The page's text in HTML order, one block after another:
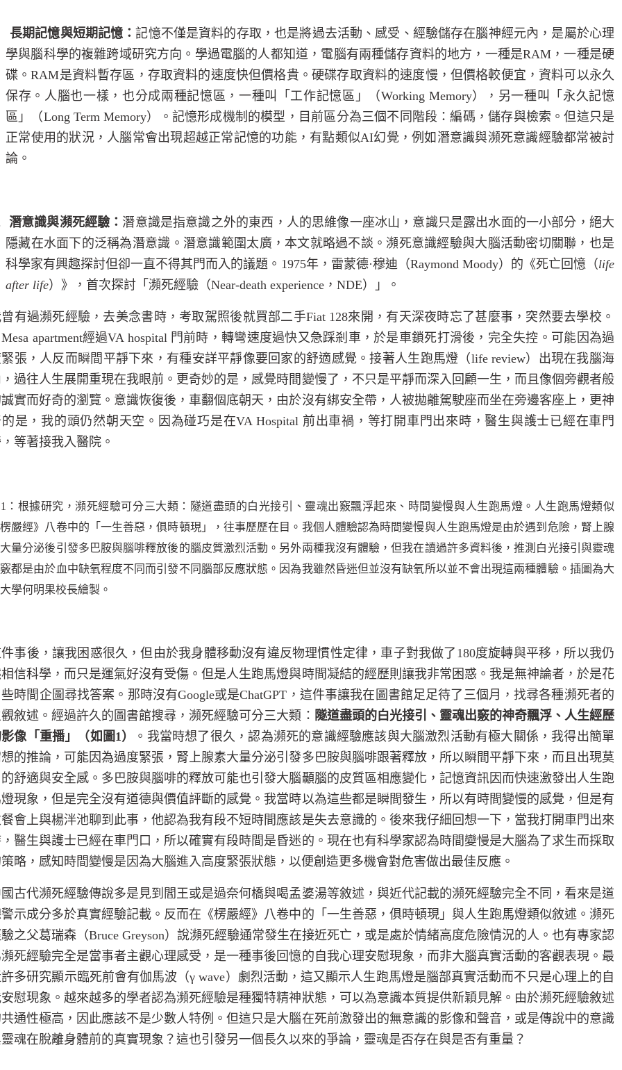
長期記憶與短期記憶：記憶不僅是資料的存取，也是將過去活動、感受、經驗儲存在腦神經元內，是屬於心理
學與腦科學的複雜跨域研究方向。學過電腦的人都知道，電腦有兩種儲存資料的地方，一種是RAM ，一種是硬
碟。RAM是資料暫存區，存取資料的速度快但價格貴。硬碟存取資料的速度慢，但價格較便宜，資料可以永久
保存。人腦也一樣，也分成兩種記憶區，一種叫「工作記憶區」（Working Memory），另一種叫「永久記憶
區」（Long Term Memory）。記憶形成機制的模型，目前區分為三個不同階段：編碼，儲存與檢索。但這只是
正常使用的狀況，人腦常會出現超越正常記憶的功能，有點類似AI幻覺，例如潛意識與瀕死意識經驗都常被討
論。
潛意識與瀕死經驗： 潛意識是指意識之外的東西，人的思維像一座冰山，意識只是露出水面的一小部分，絕大
隱藏在水面下的泛稱為潛意識。潛意識範圍太廣，本文就略過不談。瀕死意識經驗與大腦活動密切關聯，也是
科學家有興趣探討但卻一直不得其門而入的議題。 1975年，雷蒙德·穆迪（Raymond Moody）的《死亡回憶（life
after life）》，首次探討「瀕死經驗（Near-death experience ， NDE）」。
有過瀕死經驗，去美念書時，考取駕照後就買部二手Fiat 128來開，有天深夜時忘了甚麼事，突然要去學校。
Mesa apartment經過VA hospital 門前時，轉彎速度過快又急踩剎車，於是車鎖死打滑後，完全失控。可能因為過
張，人反而瞬間平靜下來，有種安詳平靜像要回家的舒適感覺。接著人生跑馬燈（life review）出現在我腦海
過往人生展開重現在我眼前。更奇妙的是，感覺時間變慢了，不只是平靜而深入回顧一生，而且像個旁觀者般
實而好奇的瀏覽。意識恢復後，車翻個底朝天，由於沒有綁安全帶，人被拋離駕駛座而坐在旁邊客座上，更神
是，我的頭仍然朝天空。因為碰巧是在VA Hospital 前出車禍，等打開車門出來時，醫生與護士已經在車門
等著接我入醫院。
1 ：根據研究，瀕死經驗可分三大類：隧道盡頭的白光接引、靈魂出竅飄浮起來、時間變慢與人生跑馬燈。人生跑馬燈類似
嚴經》八卷中的「一生善惡，俱時頓現」，往事歷歷在目。我個人體驗認為時間變慢與人生跑馬燈是由於遇到危險，腎上腺
量分泌後引發多巴胺與腦啡釋放後的腦皮質激烈活動。另外兩種我沒有體驗，但我在讀過許多資料後，推測白光接引與靈魂
都是由於血中缺氧程度不同而引發不同腦部反應狀態。因為我雖然昏迷但並沒有缺氧所以並不會出現這兩種體驗。插圖為大
學何明果校長繪製。
事後，讓我困惑很久，但由於我身體移動沒有違反物理慣性定律，車子對我做了 180度旋轉與平移，所以我仍
信科學，而只是運氣好沒有受傷。但是人生跑馬燈與時間凝結的經歷則讓我非常困惑。我是無神論者，於是花
時間企圖尋找答案。那時沒有Google或是ChatGPT ，這件事讓我在圖書館足足待了三個月，找尋各種瀕死者的
敘述。經過許久的圖書館搜尋，瀕死經驗可分三大類： 隧道盡頭的白光接引、靈魂出竅的神奇飄浮、人生經歷
像「重播」（如圖1 ）
。我當時想了很久，認為瀕死的意識經驗應該與大腦激烈活動有極大關係，我得出簡單
的推論，可能因為過度緊張，腎上腺素大量分泌引發多巴胺與腦啡跟著釋放，所以瞬間平靜下來，而且出現莫
舒適與安全感。多巴胺與腦啡的釋放可能也引發大腦顳腦的皮質區相應變化，記憶資訊因而快速激發出人生跑
現象，但是完全沒有道德與價值評斷的感覺。我當時以為這些都是瞬間發生，所以有時間變慢的感覺，但是有
會上與楊泮池聊到此事，他認為我有段不短時間應該是失去意識的。後來我仔細回想一下，當我打開車門出來
醫生與護士已經在車門口，所以確實有段時間是昏迷的。現在也有科學家認為時間變慢是大腦為了求生而採取
略，感知時間變慢是因為大腦進入高度緊張狀態，以便創造更多機會對危害做出最佳反應。
古代瀕死經驗傳說多是見到閻王或是過奈何橋與喝孟婆湯等敘述，與近代記載的瀕死經驗完全不同，看來是道
示成分多於真實經驗記載。反而在《楞嚴經》八卷中的「一生善惡，俱時頓現」與人生跑馬燈類似敘述。瀕死
之父葛瑞森（Bruce Greyson）說瀕死經驗通常發生在接近死亡，或是處於情緒高度危險情況的人。也有專家認
死經驗完全是當事者主觀心理感受，是一種事後回憶的自我心理安慰現象，而非大腦真實活動的客觀表現。最
多研究顯示臨死前會有伽馬波（γ wave）劇烈活動，這又顯示人生跑馬燈是腦部真實活動而不只是心理上的自
慰現象。越來越多的學者認為瀕死經驗是種獨特精神狀態，可以為意識本質提供新穎見解。由於瀕死經驗敘述
通性極高，因此應該不是少數人特例。但這只是大腦在死前激發出的無意識的影像和聲音，或是傳說中的意識
魂在脫離身體前的真實現象？這也引發另一個長久以來的爭論，靈魂是否存在與是否有重量？